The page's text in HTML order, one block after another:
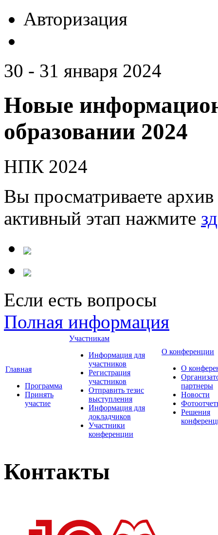
Авторизация
30 - 31 января 2024
Новые
образовании 2024
НПК 2024
Вы просматриваете
активный этап нажмите
Если есть вопросы
Полная информация
Главная
Программа
Принять
участие
Участникам
Информация для
участников
Регистрация
участников
Отправить тезис
выступления
Информация для
докладчиков
Участники
конференции
О конференции
О
партнеры
Новости
Решения
Контакты